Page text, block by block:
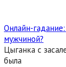
Онлайн-
мужчиной?
Цыганка с
была